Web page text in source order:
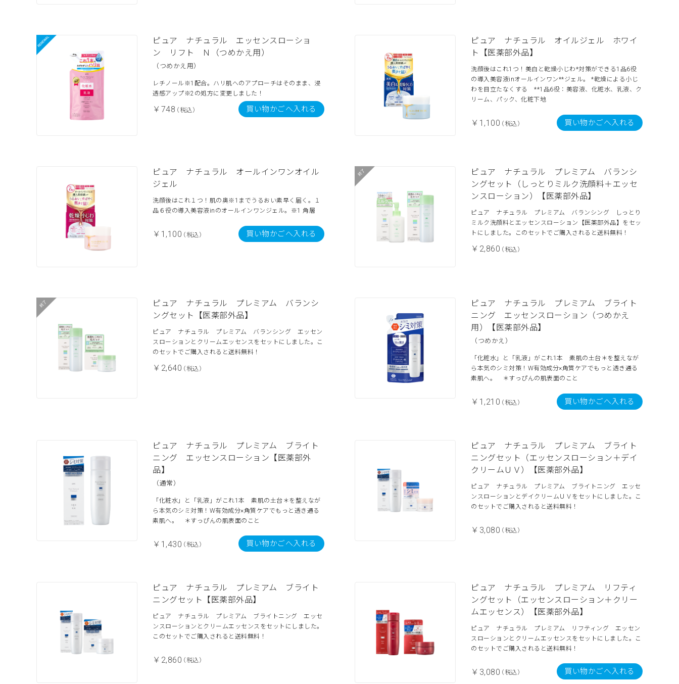
ピュア ナチュラル エッセンスローショ
ン リフト Ｎ（つめかえ用）
（つめかえ用）
レチノール※1配合。ハリ肌へのアプローチはそのまま、浸
透感アップ※2の処方に変更しました！
￥748（税込） 買い物かごへ入れる
ピュア ナチュラル オイルジェル ホワイ
ト【医薬部外品】
洗顔後はこれ1つ！美白と乾燥小じわ*対策ができる1品6役
の導入美容液inオールインワン**ジェル。 *乾燥による小じ
わを目立たなくする **1品6役：美容液、化粧水、乳液、ク
リーム、パック、化粧下地
￥1,100（税込） 買い物かごへ入れる
ピュア ナチュラル オールインワンオイル
ジェル
洗顔後はこれ１つ！肌の奥※1までうるおい素早く届く。１
品６役の導入美容液inのオールインワンジェル。※1 角層
￥1,100（税込） 買い物かごへ入れる
ピュア ナチュラル プレミアム バランシ
ングセット（しっとりミルク洗顔料＋エッセ
ンスローション）【医薬部外品】
ピュア ナチュラル プレミアム バランシング しっとり
ミルク洗顔料とエッセンスローション【医薬部外品】をセッ
トにしました。このセットでご購入されると送料無料！
￥2,860（税込）
ピュア ナチュラル プレミアム バランシ
ングセット【医薬部外品】
ピュア ナチュラル プレミアム バランシング エッセン
スローションとクリームエッセンスをセットにしました。こ
のセットでご購入されると送料無料！
￥2,640（税込）
ピュア ナチュラル プレミアム ブライト
ニング エッセンスローション（つめかえ
用）【医薬部外品】
（つめかえ）
「化粧水」と「乳液」がこれ1本 素肌の土台＊を整えなが
ら本気のシミ対策！W有効成分×角質ケアでもっと透き通る
素肌へ。 ＊すっぴんの肌表面のこと
￥1,210（税込） 買い物かごへ入れる
ピュア ナチュラル プレミアム ブライト
ニング エッセンスローション【医薬部外
品】
（通常）
「化粧水」と「乳液」がこれ1本 素肌の土台＊を整えなが
ら本気のシミ対策！W有効成分×角質ケアでもっと透き通る
素肌へ。 ＊すっぴんの肌表面のこと
￥1,430（税込） 買い物かごへ入れる
ピュア ナチュラル プレミアム ブライト
ニングセット（エッセンスローション＋デイ
クリームＵＶ）【医薬部外品】
ピュア ナチュラル プレミアム ブライトニング エッセ
ンスローションとデイクリームＵＶをセットにしました。こ
のセットでご購入されると送料無料！
￥3,080（税込）
ピュア ナチュラル プレミアム ブライト
ニングセット【医薬部外品】
ピュア ナチュラル プレミアム ブライトニング エッセ
ンスローションとクリームエッセンスをセットにしました。
このセットでご購入されると送料無料！
￥2,860（税込）
ピュア ナチュラル プレミアム リフティ
ングセット（エッセンスローション＋クリー
ムエッセンス）【医薬部外品】
ピュア ナチュラル プレミアム リフティング エッセン
スローションとクリームエッセンスをセットにしました。こ
のセットでご購入されると送料無料！
￥3,080（税込） 買い物かごへ入れる